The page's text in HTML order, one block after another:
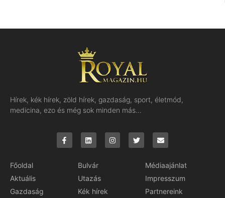
Hírek, kék hírek, zöld hírek, gazdaság, sport, életmód,
medicina, ezo és még sok minden más…
Főoldal
Aktuális
Gazdaság
Bulvár
Utazás
Kék hírek
Médiaajánlat
Impresszum
Partnereink